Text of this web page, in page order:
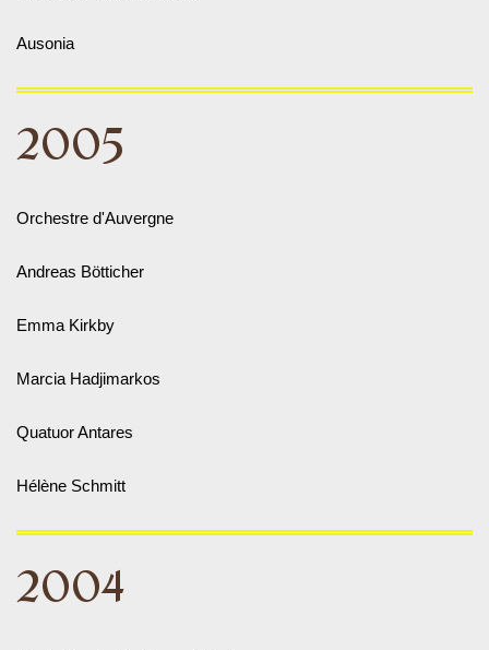
Ausonia
2005
Orchestre d'Auvergne
Andreas Bötticher
Emma Kirkby
Marcia Hadjimarkos
Quatuor Antares
Hélène Schmitt
2004